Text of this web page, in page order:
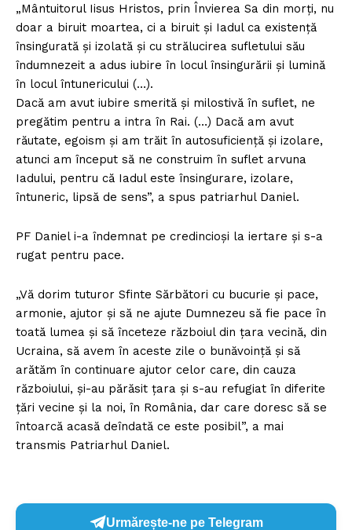
„Mântuitorul Iisus Hristos, prin Învierea Sa din morţi, nu
doar a biruit moartea, ci a biruit şi Iadul ca existenţă
însingurată şi izolată şi cu strălucirea sufletului său
îndumnezeit a adus iubire în locul însingurării şi lumină
în locul întunericului (…).
Dacă am avut iubire smerită şi milostivă în suflet, ne
pregătim pentru a intra în Rai. (…) Dacă am avut
răutate, egoism şi am trăit în autosuficienţă şi izolare,
atunci am început să ne construim în suflet arvuna
Iadului, pentru că Iadul este însingurare, izolare,
întuneric, lipsă de sens”, a spus patriarhul Daniel.
PF Daniel i-a îndemnat pe credincioşi la iertare și s-a
rugat pentru pace.
„Vă dorim tuturor Sfinte Sărbători cu bucurie şi pace,
armonie, ajutor şi să ne ajute Dumnezeu să fie pace în
toată lumea şi să înceteze războiul din ţara vecină, din
Ucraina, să avem în aceste zile o bunăvoinţă şi să
arătăm în continuare ajutor celor care, din cauza
războiului, şi-au părăsit ţara şi s-au refugiat în diferite
ţări vecine şi la noi, în România, dar care doresc să se
întoarcă acasă deîndată ce este posibil”, a mai
transmis Patriarhul Daniel.
Urmărește-ne pe Telegram